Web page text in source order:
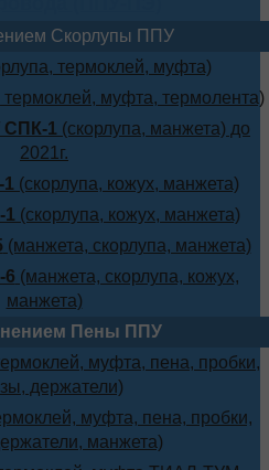
Скорлупы ППУ
термоклей, муфта)
термоклей, муфта, термолента)
СПК-1 (скорлупа, манжета) до
2021г.
(скорлупа, кожух, манжета)
1 (скорлупа, кожух, манжета)
(манжета, скорлупа, манжета)
6 (манжета, скорлупа, кожух,
манжета)
Пены ППУ
муфта, пена, пробки,
держатели)
муфта, пена, пробки,
манжета)